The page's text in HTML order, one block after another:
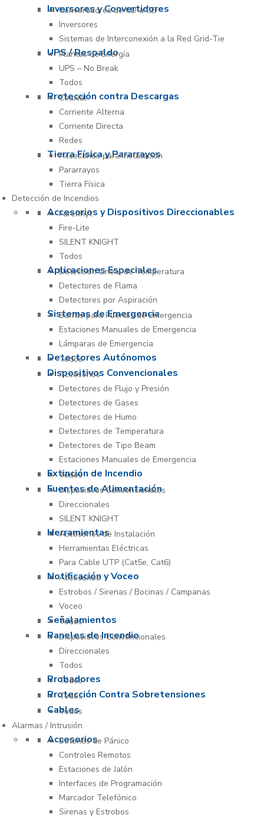
Inversores y Convertidores
Convertidores de CD a CD
Inversores
Sistemas de Interconexión a la Red Grid-Tie
UPS / Respaldo
Plantas de Energía
UPS – No Break
Todos
Protección contra Descargas
Coaxial
Corriente Alterna
Corriente Directa
Redes
Tierra Física y Pararrayos
Accesorios para Instalación
Pararrayos
Tierra Física
Detección de Incendios
Accesorios y Dispositivos Direccionables
Farenhyt
Fire-Lite
SILENT KNIGHT
Todos
Aplicaciones Especiales
Detección Lineal de Temperatura
Detectores de Flama
Detectores por Aspiración
Sistemas de Emergencia
Barras para Puertas de Emergencia
Estaciones Manuales de Emergencia
Lámparas de Emergencia
Detectores Autónomos
Todos
Dispositivos Convencionales
Accesorios
Detectores de Flujo y Presión
Detectores de Gases
Detectores de Humo
Detectores de Temperatura
Detectores de Tipo Beam
Estaciones Manuales de Emergencia
Extinción de Incendio
Todos
Fuentes de Alimentación
Dispositivos Convencionales
Direccionales
SILENT KNIGHT
Herramientas
Accesorios de Instalación
Herramientas Eléctricas
Para Cable UTP (Cat5e, Cat6)
Notificación y Voceo
Accesorios
Estrobos / Sirenas / Bocinas / Campanas
Voceo
Señalamientos
Todos
Paneles de Incendio
Dispositivos Convencionales
Direccionales
Todos
Probadores
Todos
Protección Contra Sobretensiones
Todos
Cables
Todos
Alarmas / Intrusión
Accesorios
Botones de Pánico
Controles Remotos
Estaciones de Jalón
Interfaces de Programación
Marcador Telefónico
Sirenas y Estrobos